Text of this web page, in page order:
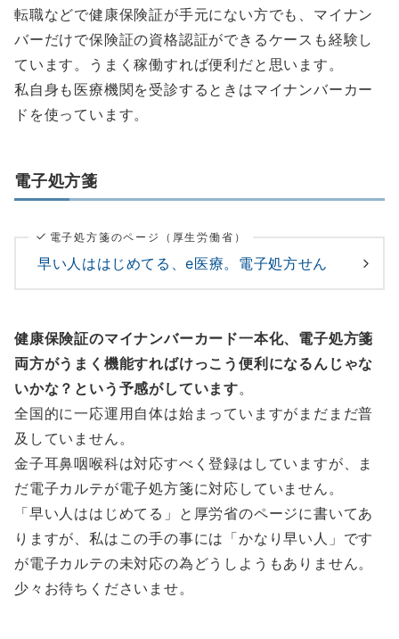
転職などで健康保険証が手元にない方でも、マイナン
バーだけで保険証の資格認証ができるケースも経験し
ています。うまく稼働すれば便利だと思います。
私自身も医療機関を受診するときはマイナンバーカー
ドを使っています。
電子処方箋
電子処方箋のページ（厚生労働省）
早い人ははじめてる、e医療。電子処方せん
健康保険証のマイナンバーカード一本化、電子処方箋
両方がうまく機能すればけっこう便利になるんじゃな
いかな？という予感がしています。
全国的に一応運用自体は始まっていますがまだまだ普
及していません。
金子耳鼻咽喉科は対応すべく登録はしていますが、ま
だ電子カルテが電子処方箋に対応していません。
「早い人ははじめてる」と厚労省のページに書いてあ
りますが、私はこの手の事には「かなり早い人」です
が電子カルテの未対応の為どうしようもありません。
少々お待ちくださいませ。